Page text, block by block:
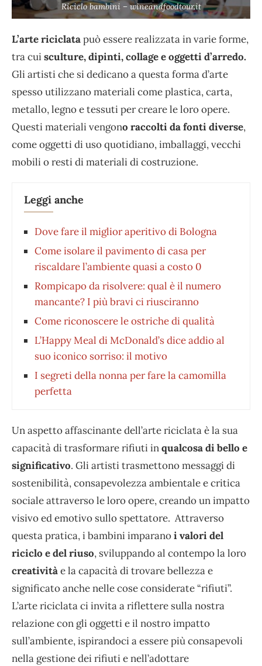
Riciclo bambini – wineandfoodtour.it
L’arte riciclatapuò essere realizzata in varie forme,
tra cuisculture, dipinti, collage e oggetti d’arredo.
Gli artisti che si dedicano a questa forma d’arte
spesso utilizzano materiali come plastica, carta,
metallo, legno e tessuti per creare le loro opere.
Questi materiali vengono raccolti da fonti diverse,
come oggetti di uso quotidiano, imballaggi, vecchi
mobili o resti di materiali di costruzione.
Leggi anche
Dove fare il miglior aperitivo di Bologna
Come isolare il pavimento di casa per
riscaldare l’ambiente quasi a costo 0
Rompicapo da risolvere: qual è il numero
mancante? I più bravi ci riusciranno
Come riconoscere le ostriche di qualità
L’Happy Meal di McDonald’s dice addio al
suo iconico sorriso: il motivo
I segreti della nonna per fare la camomilla
perfetta
Un aspetto affascinante dell’arte riciclata è la sua
capacità di trasformare rifiuti inqualcosa di bello e
significativo. Gli artisti trasmettono messaggi di
sostenibilità, consapevolezza ambientale e critica
sociale attraverso le loro opere, creando un impatto
visivo ed emotivo sullo spettatore. Attraverso
questa pratica, i bambini imparanoi valori del
riciclo e del riuso, sviluppando al contempo la loro
creativitàe la capacità di trovare bellezza e
significato anche nelle cose considerate “rifiuti”.
L’arte riciclata ci invita a riflettere sulla nostra
relazione con gli oggetti e il nostro impatto
sull’ambiente, ispirandoci a essere più consapevoli
nella gestione dei rifiuti e nell’adottare